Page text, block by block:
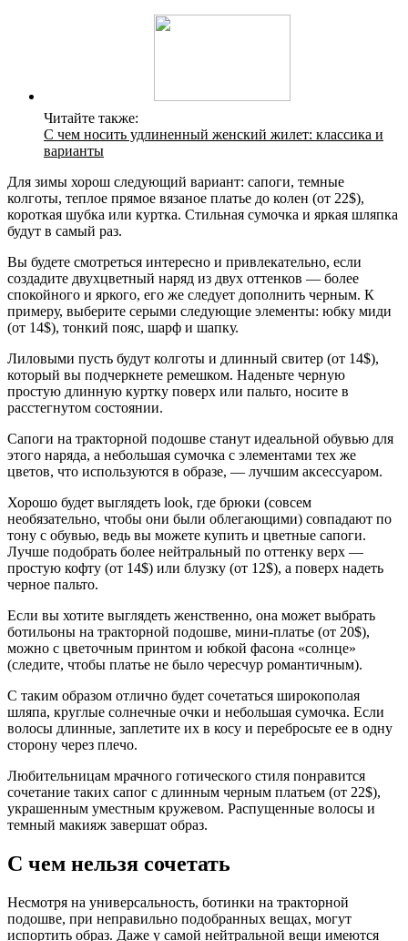
Читайте также:
С чем носить удлиненный женский жилет: классика и
варианты
Для зимы хорош следующий вариант: сапоги, темные
колготы, теплое прямое вязаное платье до колен (от 22$),
короткая шубка или куртка. Стильная сумочка и яркая шляпка
будут в самый раз.
Вы будете смотреться интересно и привлекательно, если
создадите двухцветный наряд из двух оттенков — более
спокойного и яркого, его же следует дополнить черным. К
примеру, выберите серыми следующие элементы: юбку миди
(от 14$), тонкий пояс, шарф и шапку.
Лиловыми пусть будут колготы и длинный свитер (от 14$),
который вы подчеркнете ремешком. Наденьте черную
простую длинную куртку поверх или пальто, носите в
расстегнутом состоянии.
Сапоги на тракторной подошве станут идеальной обувью для
этого наряда, а небольшая сумочка с элементами тех же
цветов, что используются в образе, — лучшим аксессуаром.
Хорошо будет выглядеть look, где брюки (совсем
необязательно, чтобы они были облегающими) совпадают по
тону с обувью, ведь вы можете купить и цветные сапоги.
Лучше подобрать более нейтральный по оттенку верх —
простую кофту (от 14$) или блузку (от 12$), а поверх надеть
черное пальто.
Если вы хотите выглядеть женственно, она может выбрать
ботильоны на тракторной подошве, мини-платье (от 20$),
можно с цветочным принтом и юбкой фасона «солнце»
(следите, чтобы платье не было чересчур романтичным).
С таким образом отлично будет сочетаться широкополая
шляпа, круглые солнечные очки и небольшая сумочка. Если
волосы длинные, заплетите их в косу и перебросьте ее в одну
сторону через плечо.
Любительницам мрачного готического стиля понравится
сочетание таких сапог с длинным черным платьем (от 22$),
украшенным уместным кружевом. Распущенные волосы и
темный макияж завершат образ.
С чем нельзя сочетать
Несмотря на универсальность, ботинки на тракторной
подошве, при неправильно подобранных вещах, могут
испортить образ. Даже у самой нейтральной вещи имеются